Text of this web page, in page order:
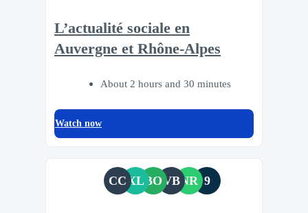
L’actualité sociale en
Auvergne et Rhône-Alpes
About 2 hours and 30 minutes
Watch now
CC XL BO VB NR 9